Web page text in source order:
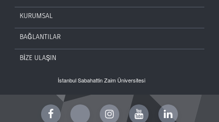
KURUMSAL
BAĞLANTILAR
BİZE ULAŞIN
İstanbul Sabahattin Zaim Üniversitesi